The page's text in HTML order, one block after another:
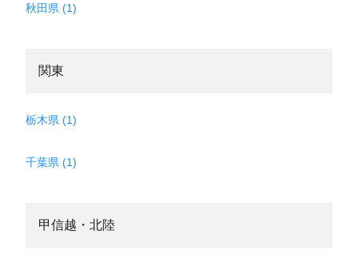
秋田県 (1)
関東
栃木県 (1)
千葉県 (1)
甲信越・北陸